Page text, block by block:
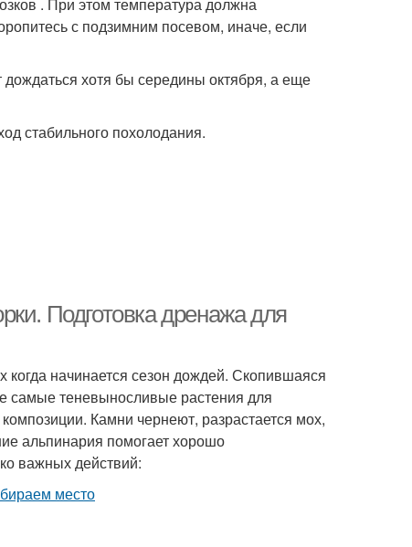
с подзимним посевом, иначе, если
хотя бы середины октября, а еще
стабильного похолодания.
Подготовка дренажа для
начинается сезон дождей. Скопившаяся
самые теневыносливые растения для
Камни чернеют, разрастается мох,
альпинария помогает хорошо
важных действий: